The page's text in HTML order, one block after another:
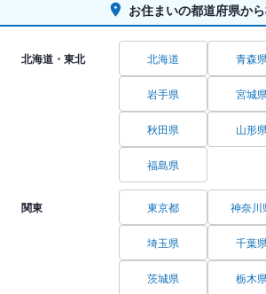
お住まいの都道府県か
北海道・東北 北海道 青森県
岩手県 宮城県
秋田県 山形県
福島県
関東 東京都 神奈川
埼玉県 千葉県
茨城県 栃木県